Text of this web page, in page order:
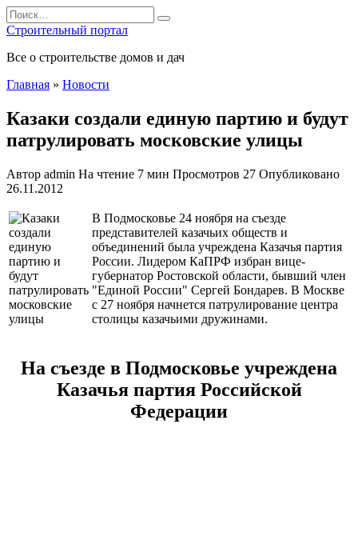
Перейти
к
содержанию
Search
for:
Строительный портал
Все о строительстве домов и дач
Главная » Новости
Казаки создали единую партию и будут
патрулировать московские улицы
Автор admin На чтение 7 мин Просмотров 27 Опубликовано
26.11.2012
В Подмосковье 24 ноября на съезде
представителей казачьих обществ и
объединений была учреждена Казачья партия
России. Лидером КаПРФ избран вице-
губернатор Ростовской области, бывший член
"Единой России" Сергей Бондарев. В Москве
с 27 ноября начнется патрулирование центра
столицы казачьими дружинами.
На съезде в Подмосковье учреждена
Казачья партия Российской
Федерации